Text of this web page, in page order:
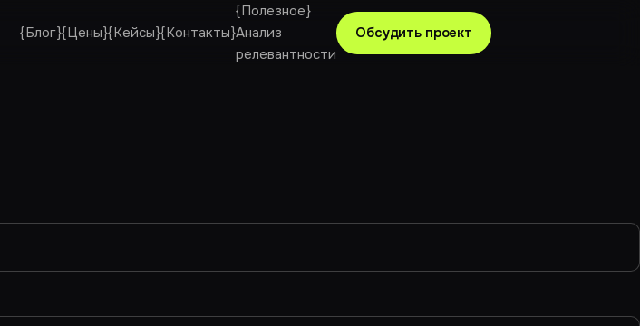
{Блог}{Цены}{Кейсы}{Контакты}
{Полезное}
Анализ
релевантности
Обсудить проект